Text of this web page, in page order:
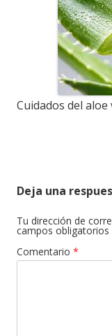
Cuidados del aloe
Deja una
Tu dirección de
campos
Comentario *